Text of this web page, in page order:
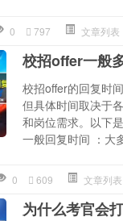
0 797 文章列表
校招offer一般
校招offer的回复时
但具体时间取决于
和岗位需求。以下
一般回复时间 ：大
0 609 文章列表
为什么考官会